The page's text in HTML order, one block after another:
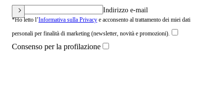
Indirizzo e-mail
*Ho letto l’Informativa sulla Privacy e acconsento al trattamento dei miei dati
personali per finalità di marketing (newsletter, novità e promozioni).
Consenso per la profilazione